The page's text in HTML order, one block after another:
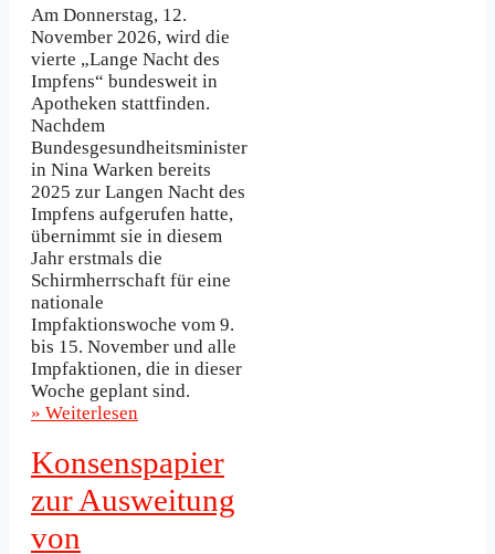
Am Donnerstag, 12.
November 2026, wird die
vierte „Lange Nacht des
Impfens“ bundesweit in
Apotheken stattfinden.
Nachdem
Bundesgesundheitsminister
in Nina Warken bereits
2025 zur Langen Nacht des
Impfens aufgerufen hatte,
übernimmt sie in diesem
Jahr erstmals die
Schirmherrschaft für eine
nationale
Impfaktionswoche vom 9.
bis 15. November und alle
Impfaktionen, die in dieser
Woche geplant sind.
» Weiterlesen
Konsenspapier
zur Ausweitung
von